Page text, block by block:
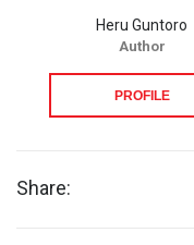
Heru Guntoro
Author
PROFILE
Share: